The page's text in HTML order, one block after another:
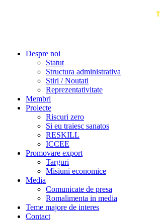
Despre noi
Statut
Structura administrativa
Stiri / Noutati
Reprezentativitate
Membri
Proiecte
Riscuri zero
Si eu traiesc sanatos
RESKILL
ICCEE
Promovare export
Targuri
Misiuni economice
Media
Comunicate de presa
Romalimenta in media
Teme majore de interes
Contact